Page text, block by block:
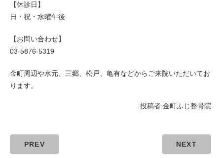
【休診日】
日・祝・水曜午後
【お問い合わせ】
03-5876-5319
金町周辺や水元、三郷、松戸、亀有などからご来院いただいてお
ります。
投稿者:金町ふじ整骨院
PREV NEXT